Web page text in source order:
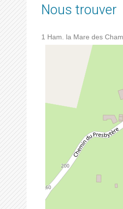
Nous trouver
1 Ham. la Mare des